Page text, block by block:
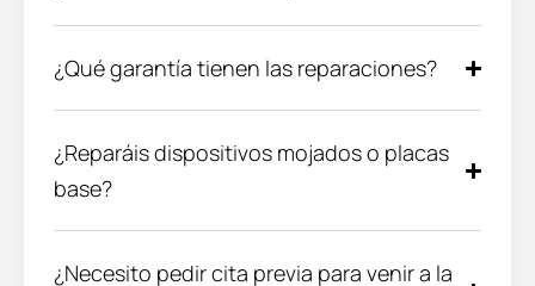
¿Qué garantía tienen las reparaciones?
¿Reparáis dispositivos mojados o placas
base?
¿Necesito pedir cita previa para venir a la